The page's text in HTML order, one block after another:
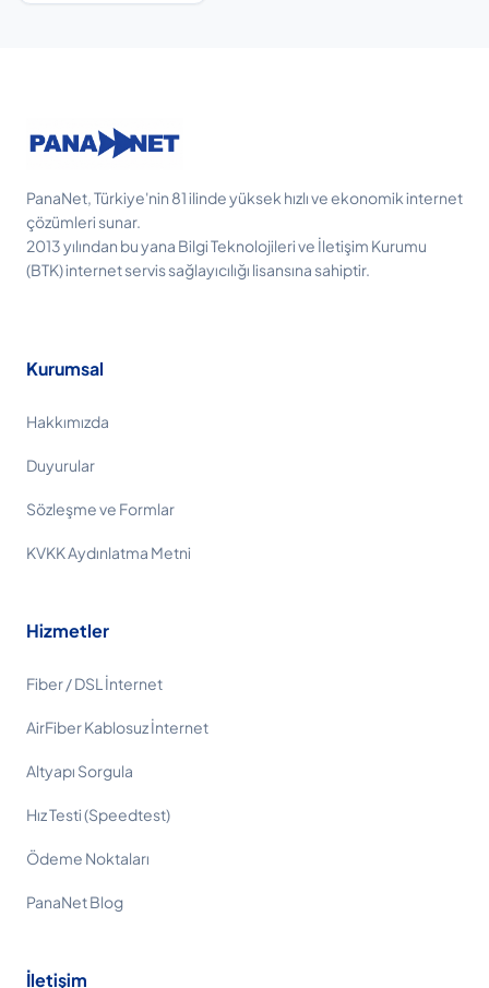
PanaNet, Türkiye'nin 81 ilinde yüksek hızlı ve ekonomik internet
çözümleri sunar.
2013 yılından bu yana Bilgi Teknolojileri ve İletişim Kurumu
(BTK) internet servis sağlayıcılığı lisansına sahiptir.
Kurumsal
Hakkımızda
Duyurular
Sözleşme ve Formlar
KVKK Aydınlatma Metni
Hizmetler
Fiber / DSL İnternet
AirFiber Kablosuz İnternet
Altyapı Sorgula
Hız Testi (Speedtest)
Ödeme Noktaları
PanaNet Blog
İletişim